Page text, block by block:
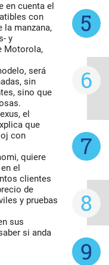
en cuenta el
con
la manzana,
y
Motorola,
será
sin
sino que
el
que
con
quiere
el
clientes
de
y pruebas
sus
si anda